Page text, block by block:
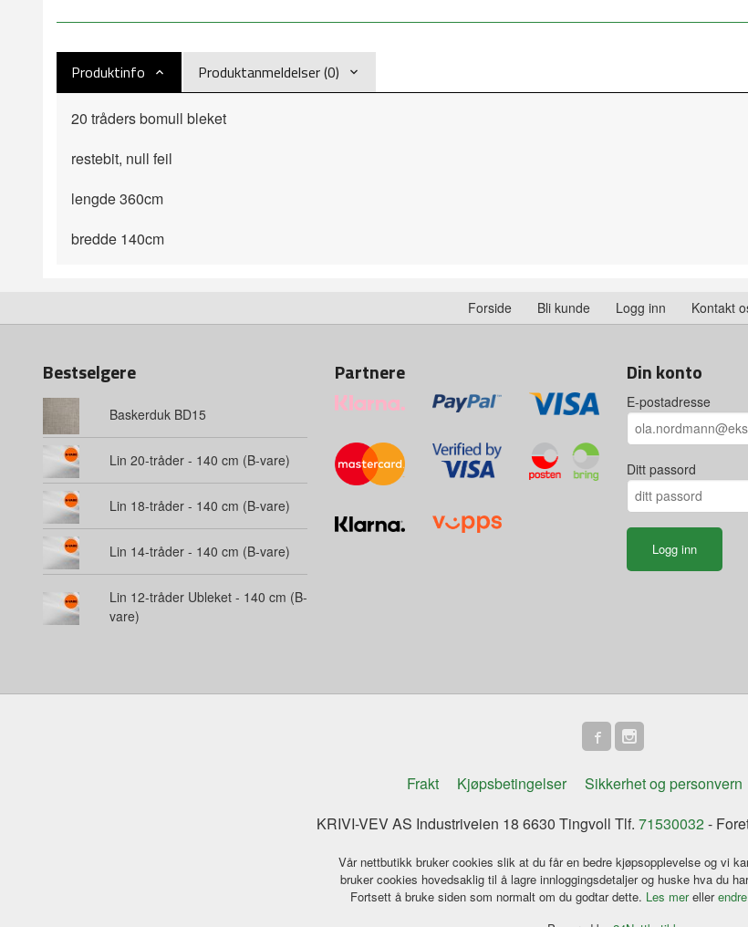
Produktinfo Produktanmeldelser (0)
20 tråders bomull bleket
restebit, null feil
lengde 360cm
bredde 140cm
Forside Bli kunde Logg inn Kontakt
Bestselgere
Baskerduk BD15
Lin 20-tråder - 140 cm (B-vare)
Lin 18-tråder - 140 cm (B-vare)
Lin 14-tråder - 140 cm (B-vare)
Lin 12-tråder Ubleket - 140 cm (B-
vare)
Partnere Din konto
E-postadresse
Ditt passord
Frakt Kjøpsbetingelser Sikkerhet og personvern
KRIVI-VEV AS Industriveien 18 6630 Tingvoll Tlf. 71530032-
Vår nettbutikk bruker cookies slik at du får en bedre kjøpsopplevelse og vi
bruker cookies hovedsaklig til å lagre innloggingsdetaljer og huske hva du
Fortsett å bruke siden som normalt om du godtar dette. Les mereller